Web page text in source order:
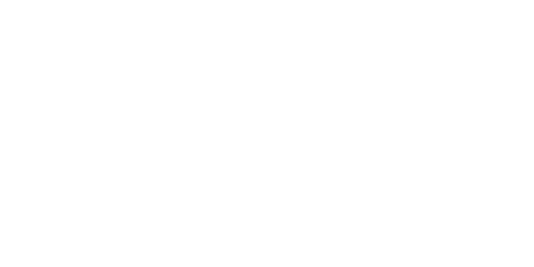
de Iker Luque
y se refleje en el campo"
de Juanlu
del Granada CF
de 420 millones por el club
el ataque nervionense
de un inválido Consejo
antes del cierre
con el Genoa
campo sevillista